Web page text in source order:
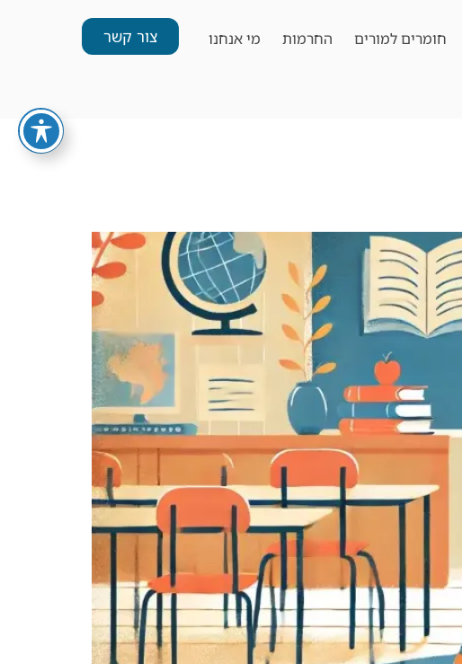
חומרים למורים החרמות מי אנחנו צור קשר